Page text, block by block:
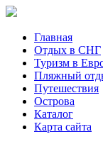
Главная
Отдых в СНГ
Туризм в
Пляжный
Путешествия
Острова
Каталог
Карта сайта